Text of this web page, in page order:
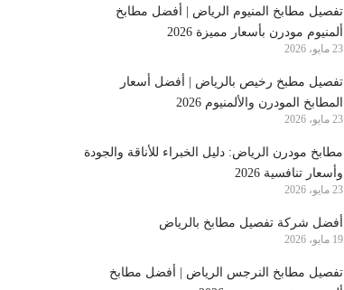
تفصيل مطابخ المنيوم الرياض | أفضل مطابخ
ألمنيوم مودرن بأسعار مميزة 2026
23 مايو، 2026
تفصيل مطبخ رخيص بالرياض | أفضل أسعار
المطابخ المودرن والألمنيوم 2026
23 مايو، 2026
مطابخ مودرن الرياض: دليل الخبراء للأناقة والجودة
وأسعار تنافسية 2026
23 مايو، 2026
أفضل شركة تفصيل مطابخ بالرياض
19 مايو، 2026
تفصيل مطابخ النرجس الرياض | أفضل مطابخ